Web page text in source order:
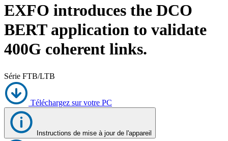
Services
Acheter
Ressources
Contactez-
nous
Corporate
Careers
Partners
EXFO introduces the DCO
BERT application to validate
400G coherent links.
Série FTB/LTB
Téléchargez sur votre PC
Instructions de mise à jour de l'appareil